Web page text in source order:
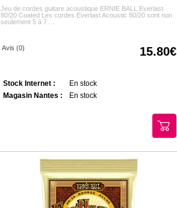
Jeu de cordes guitare acoustique ERNIE BALL Everlast
80/20 Coated Les cordes Everlast Acoustic 80/20 sont non
seulement 5 à 7 ...
Avis (0) 15.80
Stock Internet :
En stock
Magasin Nantes :
En stock